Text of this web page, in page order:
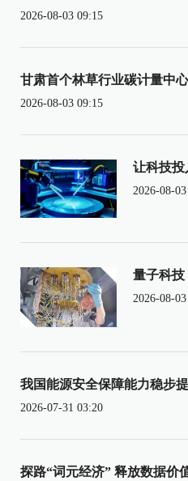
2026-08-03 09:15
甘肃首个林草行业碳计量中
2026-08-03 09:15
让科技投
2026-08-
量子科技
2026-08-
我国能源安全保障能力稳步
2026-07-31 03:20
探路“词元经济” 释放数据